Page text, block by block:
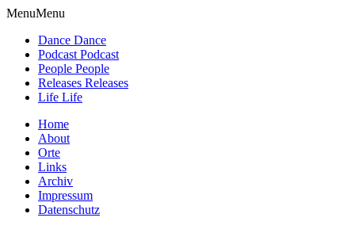
MenuMenu
Dance Dance
Podcast Podcast
People People
Releases Releases
Life Life
Home
About
Orte
Links
Archiv
Impressum
Datenschutz